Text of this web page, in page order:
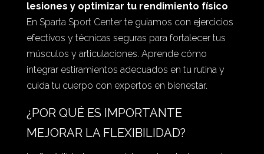
lesiones y optimizar tu rendimiento físico.
En Sparta Sport Centerte guiamos con ejercicios
efectivos y técnicas seguras para fortalecer tus
músculos y articulaciones. Aprende cómo
integrar estiramientos adecuados en tu rutina y
cuida tu cuerpo con expertos en bienestar.
¿POR QUÉ ES IMPORTANTE
MEJORAR LA FLEXIBILIDAD?